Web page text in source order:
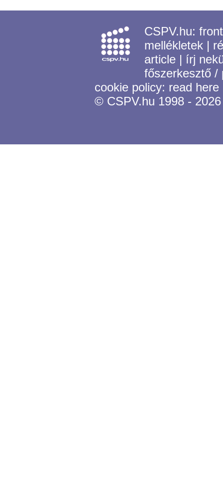
CSPV.hu:
mellékletek |
article | írj
főszerkesztő
cookie policy: read here
© CSPV.hu 1998 - 2026